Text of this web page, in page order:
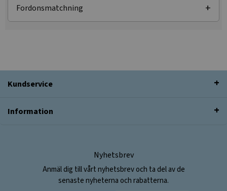
Fordonsmatchning
Kundservice
Information
Nyhetsbrev
Anmäl dig till vårt nyhetsbrev och ta del av de
senaste nyheterna och rabatterna.